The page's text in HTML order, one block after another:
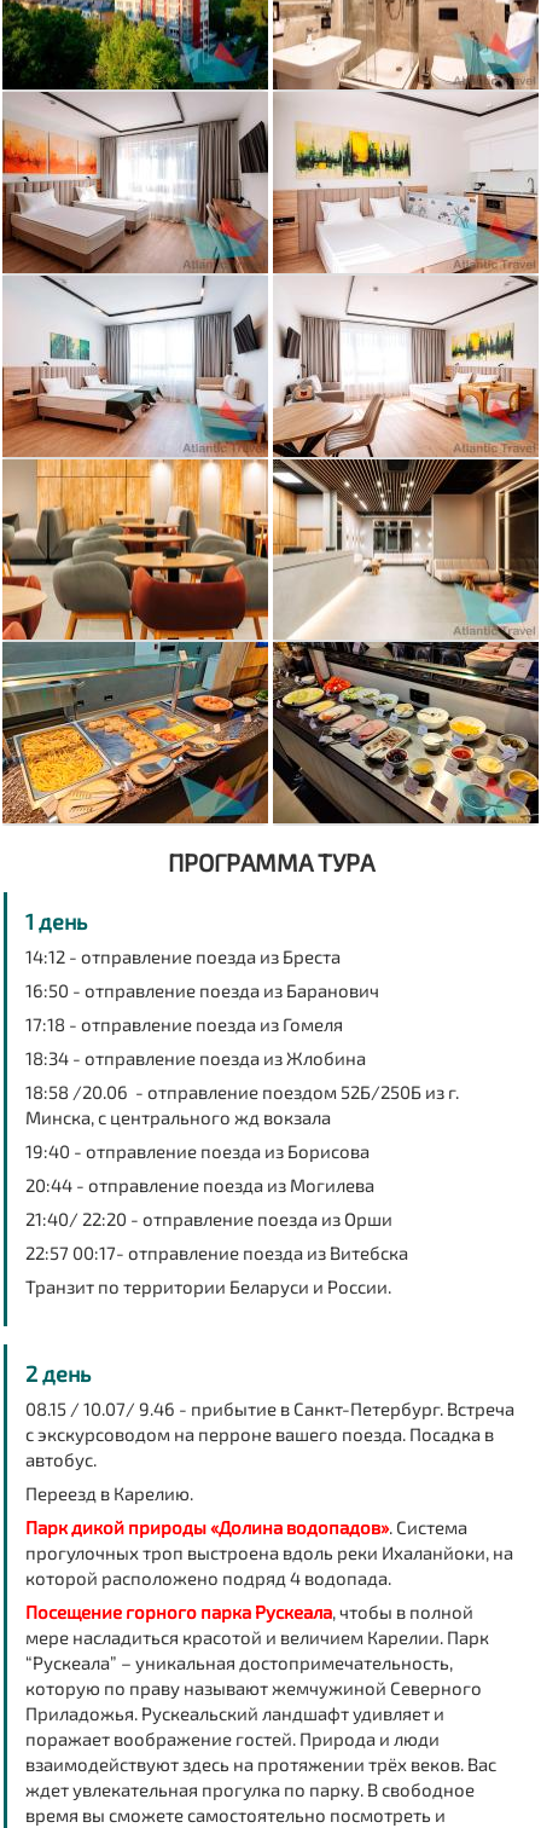
ПРОГРАММА ТУРА
1 день
14:12 - отправление поезда из Бреста
16:50 - отправление поезда из Баранович
17:18 - отправление поезда из Гомеля
18:34 - отправление поезда из Жлобина
18:58 /20.06 - отправление поездом 52Б/250Б из г.
Минска, с центрального жд вокзала
19:40 - отправление поезда из Борисова
20:44 - отправление поезда из Могилева
21:40/ 22:20 - отправление поезда из Орши
22:57 00:17- отправление поезда из Витебска
Транзит по территории Беларуси и России.
2 день
08.15 / 10.07/ 9.46 - прибытие в Санкт-Петербург. Встреча
с экскурсоводом на перроне вашего поезда. Посадка в
автобус.
Переезд в Карелию.
Парк дикой природы «Долина водопадов». Система
прогулочных троп выстроена вдоль реки Ихаланйоки, на
которой расположено подряд 4 водопада.
Посещение горного парка Рускеала, чтобы в полной
мере насладиться красотой и величием Карелии. Парк
“Рускеала” – уникальная достопримечательность,
которую по праву называют жемчужиной Северного
Приладожья. Рускеальский ландшафт удивляет и
поражает воображение гостей. Природа и люди
взаимодействуют здесь на протяжении трёх веков. Вас
ждет увлекательная прогулка по парку. В свободное
время вы сможете самостоятельно посмотреть и